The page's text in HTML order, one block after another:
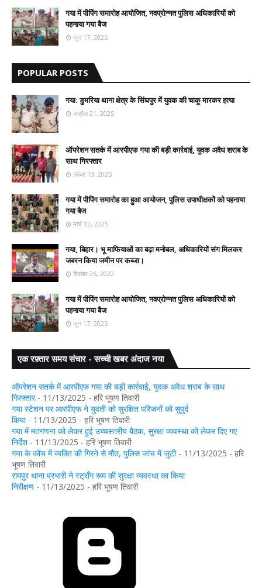
गया में पीपिंग समारोह आयोजित, नवप्रोन्नत पुलिस अधिकारियों को
पहनाया गया बैज
जून 17, 2025
POPULAR POSTS
गया: डुमरिया थाना क्षेत्र के सिंघपुर में युवक की चाकू मारकर हत्या
अप्रैल 21, 2025
ऑपरेशन सतर्क में आरपीएफ गया की बड़ी कार्रवाई, युवक अवैध शराब के
साथ गिरफ्तार
नवंबर 13, 2025
गया में पीपिंग समारोह का हुआ आयोजन, पुलिस उपाधीक्षकों को पहनाया
गया बैज
मार्च 12, 2025
गया, बिहार। भू माफियाओं का बढ़ा मनोबल, अधिकारियों संग मिलकर
जबरन किया जमीन पर कब्जा।
दिसंबर 26, 2022
गया में पीपिंग समारोह आयोजित, नवप्रोन्नत पुलिस अधिकारियों को
पहनाया गया बैज
जून 17, 2025
एक रफ़्तार समय संचार - सच्ची खबर अंदाज नया
ऑपरेशन सतर्क में आरपीएफ गया की बड़ी कार्रवाई, युवक अवैध शराब के साथ
गिरफ्तार- 11/13/2025 - हरि भूषण तिवारी
गया स्टेशन पर आरपीएफ ने युवती को सुरक्षित परिजनों को सुपुर्द
किया- 11/13/2025 - हरि भूषण तिवारी
गया में मतगणना को लेकर हुई उच्चस्तरीय बैठक, सुरक्षा व्यवस्था को लेकर दिए गए
निर्देश- 11/13/2025 - हरि भूषण तिवारी
गया के कोंच में व्यक्ति की गिरने से मौत, पुलिस जांच में जुटी- 11/13/2025 - हरि
भूषण तिवारी
रामपुर थाना प्रभारी ने स्ट्रॉंग रूम की सुरक्षा व्यवस्था का किया
निरीक्षण - 11/13/2025 - हरि भूषण तिवारी